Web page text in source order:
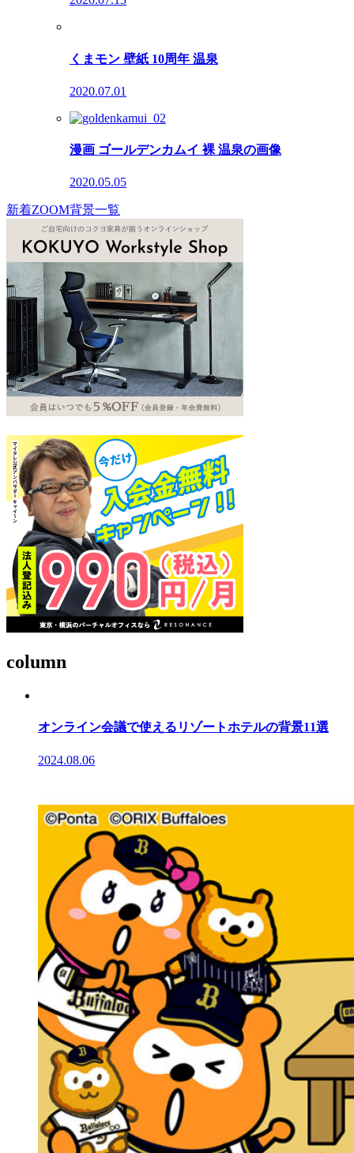
くまモン 壁紙 10周年 温泉
2020.07.01
漫画 ゴールデンカムイ 裸 温泉の画像
2020.05.05
新着ZOOM背景一覧
column
オンライン会議で使えるリゾートホテルの背景11選
2024.08.06